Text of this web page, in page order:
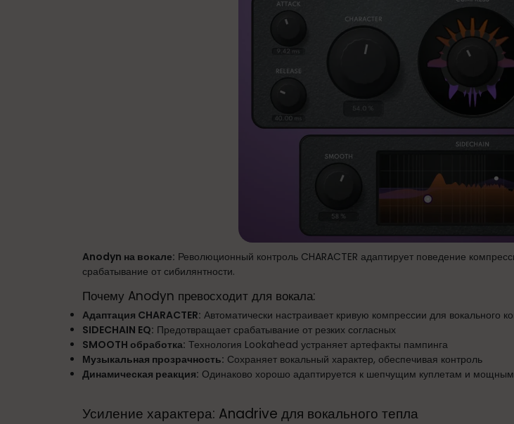
Anodyn на вокале: Революционный контроль CHARACTER адаптирует поведение
срабатывание от сибилянтности.
Почему Anodyn превосходит для вокала:
Адаптация CHARACTER: Автоматически настраивает кривую компрессии для вокального
SIDECHAIN EQ: Предотвращает срабатывание от резких согласных
SMOOTH обработка: Технология Lookahead устраняет артефакты пампинга
Музыкальная прозрачность: Сохраняет вокальный характер, обеспечивая контроль
Динамическая реакция: Одинаково хорошо адаптируется к шепчущим куплетам и
Усиление характера: Anadrive для вокального тепла